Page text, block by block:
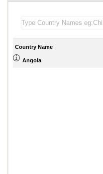
Country Name
Angola